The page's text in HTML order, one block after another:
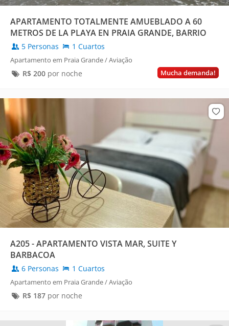
APARTAMENTO TOTALMENTE AMUEBLADO A 60
METROS DE LA PLAYA EN PRAIA GRANDE, BARRIO
AVIAÇÃO.
5 Personas 1 Cuartos
Apartamento em Praia Grande / Aviação
Mucha demanda!
R$ 200por noche
A205 - APARTAMENTO VISTA MAR, SUITE Y
BARBACOA
6 Personas 1 Cuartos
Apartamento em Praia Grande / Aviação
R$ 187por noche